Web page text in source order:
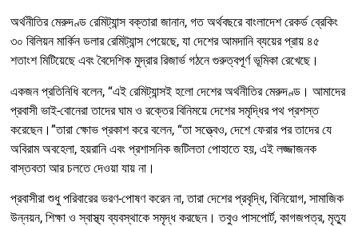
অর্থনীতির মেরুদণ্ড রেমিট্যান্স বক্তারা জানান, গত অর্থবছরে বাংলাদেশ রেকর্ড ব্রেকিং
৩০ বিলিয়ন মার্কিন ডলার রেমিট্যান্স পেয়েছে, যা দেশের আমদানি ব্যয়ের প্রায় ৪৫
শতাংশ মিটিয়েছে এবং বৈদেশিক মুদ্রার রিজার্ভ গঠনে গুরুত্বপূর্ণ ভূমিকা রেখেছে।
একজন প্রতিনিধি বলেন, “এই রেমিট্যান্সই হলো দেশের অর্থনীতির মেরুদণ্ড। আমাদের
প্রবাসী ভাই-বোনেরা তাদের ঘাম ও রক্তের বিনিময়ে দেশের সমৃদ্ধির পথ প্রশস্ত
করেছেন।”তারা ক্ষোভ প্রকাশ করে বলেন, “তা সত্ত্বেও, দেশে ফেরার পর তাদের যে
অবিরাম অবহেলা, হয়রানি এবং প্রশাসনিক জটিলতা পোহাতে হয়, এই লজ্জাজনক
বাস্তবতা আর চলতে দেওয়া যায় না।
প্রবাসীরা শুধু পরিবারের ভরণ-পোষণ করেন না, তারা দেশের প্রবৃদ্ধি, বিনিয়োগ, সামাজিক
উন্নয়ন, শিক্ষা ও স্বাস্থ্য ব্যবস্থাকে সমৃদ্ধ করছেন। তবুও পাসপোর্ট, কাগজপত্র, মৃত্যু